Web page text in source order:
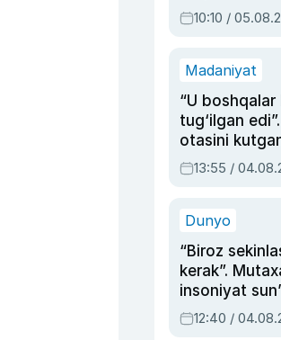
hukmi o‘qildi
10:10 /
Madaniyat
“U
tug‘ilgan
otasini
dublyaj ustasi
Ahmedovaning
13:55 /
Dunyo
“Biroz
kerak”.
insoniyat
intellektni
olmay
12:40 /